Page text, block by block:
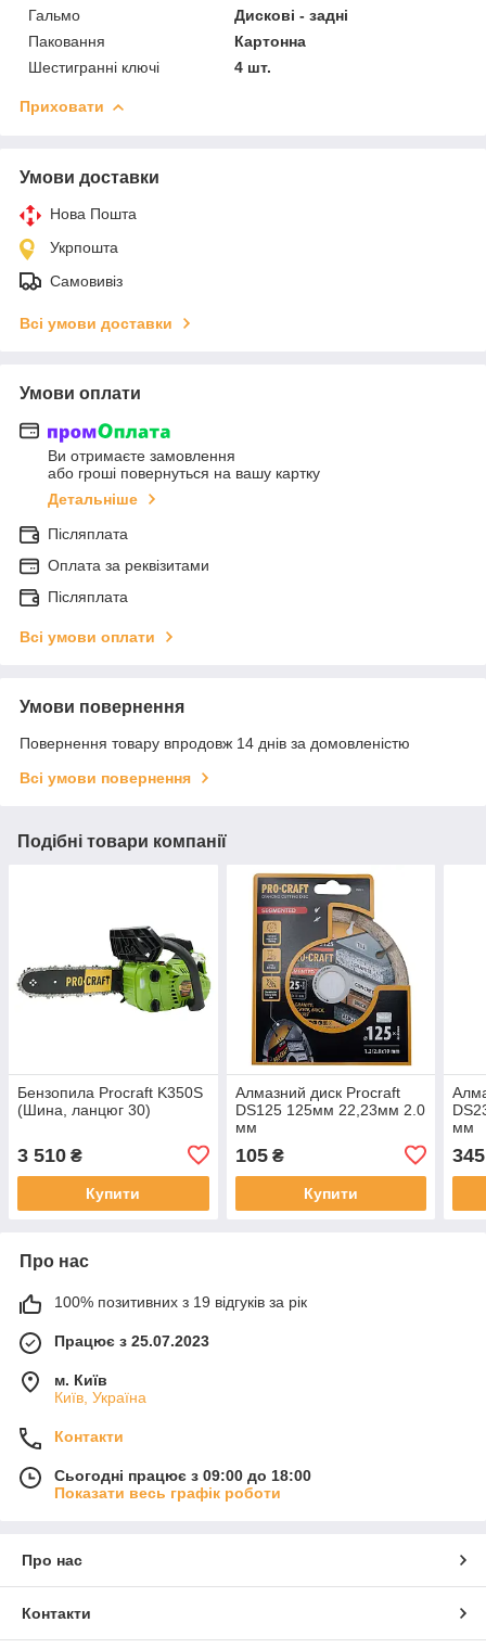
Гальмо
Дискові - задні
Паковання
Картонна
Шестигранні ключі
4 шт.
Приховати
Умови доставки
Нова Пошта
Укрпошта
Самовивіз
Всі умови доставки
Умови оплати
Ви отримаєте замовлення
або гроші повернуться на вашу картку
Детальніше
Післяплата
Оплата за реквізитами
Післяплата
Всі умови оплати
Умови повернення
Повернення товару впродовж 14 днів за домовленістю
Всі умови повернення
Подібні товари компанії
Бензопила Procraft K350S
(Шина, ланцюг 30)
3 510 ₴
Купити
Алмазний диск Procraft
DS125 125мм 22,23мм 2.0
мм
105₴
Купити
мм
345
Про нас
100% позитивних з 19 відгуків за рік
Працює з 25.07.2023
м. Київ
Київ, Україна
Контакти
Сьогодні працює з 09:00 до 18:00
Показати весь графік роботи
Про нас
Контакти